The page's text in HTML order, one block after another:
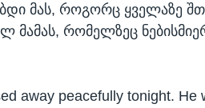
მას, როგორც ყველაზე
მამას, რომელზეც
away peacefully tonight.